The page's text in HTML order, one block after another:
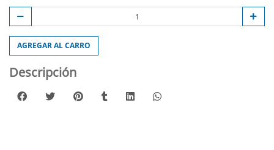
AGREGAR AL CARRO
Descripción